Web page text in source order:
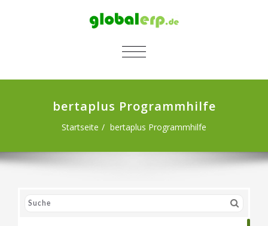
SCHALTE NAVIGATION
bertaplus Programmhilfe
Startseite bertaplus Programmhilfe